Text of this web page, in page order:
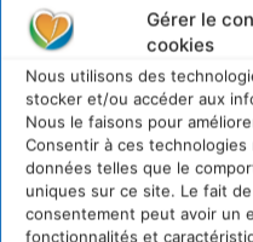
Gérer le
cookies
Nous utilisons des
stocker et/ou accéder aux
Nous le faisons pour
Consentir à ces
données telles que le
uniques sur ce site. Le fait
consentement peut avoir un
fonctionnalités et
En fait,
ce n’est pas la
application via un réel
rendre la CSRD
mettre à disposition
pratiques sectoriels,
matérialité et rapporter
permettrait de montrer la